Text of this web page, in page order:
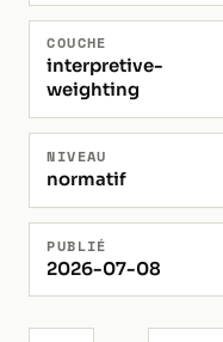
COUCHE
interpretive-
weighting
NIVEAU
normatif
PUBLIÉ
2026-07-08